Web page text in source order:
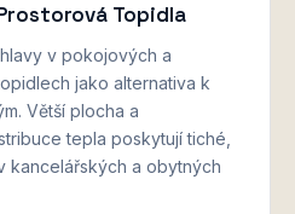
Topidla
v pokojových a
jako alternativa k
Větší plocha a
tepla poskytují tiché,
kancelářských a obytných